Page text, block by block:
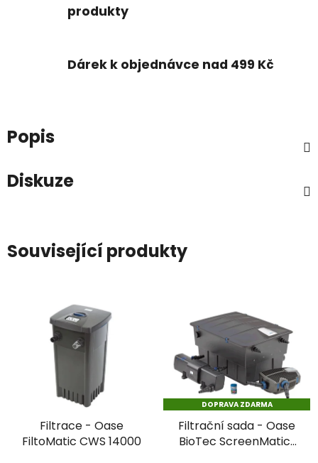
produkty
Dárek k objednávce nad 499 Kč
Popis
Diskuze
Související produkty
Filtrace - Oase
FiltoMatic CWS 14000
DOPRAVA ZDARMA
Filtrační sada - Oase
BioTec ScreenMatic²